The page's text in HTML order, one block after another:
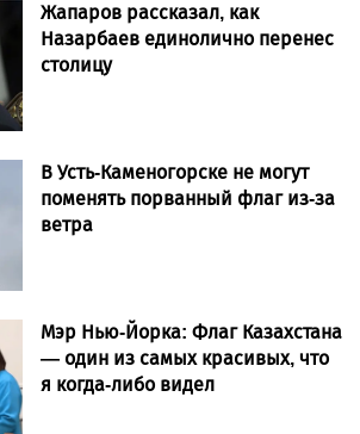
Жапаров рассказал, как
Назарбаев единолично перенес
столицу
В Усть-Каменогорске не могут
поменять порванный флаг из-за
ветра
Мэр Нью-Йорка: Флаг Казахстана
— один из самых красивых, что
я когда-либо видел